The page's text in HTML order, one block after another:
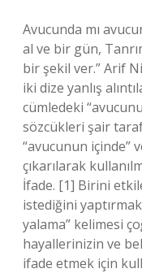
Avucunda mı
al ve bir gün,
bir şekil ver.” Arif
iki dize yanlış
cümledeki
sözcükleri şair
“avucunun içinde”
çıkarılarak
İfade. [1] Birini
istediğini
yalama” kelimesi
hayallerinizin ve
ifade etmek için